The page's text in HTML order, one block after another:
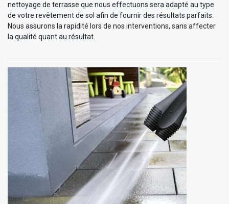
nettoyage de terrasse que nous effectuons sera adapté au type
de votre revêtement de sol afin de fournir des résultats parfaits.
Nous assurons la rapidité lors de nos interventions, sans affecter
la qualité quant au résultat.